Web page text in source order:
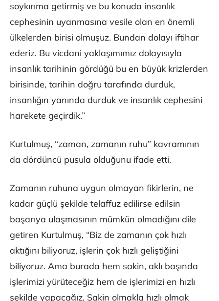
soykırıma getirmiş ve bu konuda insanlık
cephesinin uyanmasına vesile olan en önemli
ülkelerden birisi olmuşuz. Bundan dolayı iftihar
ederiz. Bu vicdani yaklaşımımız dolayısıyla
insanlık tarihinin gördüğü bu en büyük krizlerden
birisinde, tarihin doğru tarafında durduk,
insanlığın yanında durduk ve insanlık cephesini
harekete geçirdik.”
Kurtulmuş, “zaman, zamanın ruhu” kavramının
da dördüncü pusula olduğunu ifade etti.
Zamanın ruhuna uygun olmayan fikirlerin, ne
kadar güçlü şekilde telaffuz edilirse edilsin
başarıya ulaşmasının mümkün olmadığını dile
getiren Kurtulmuş, “Biz de zamanın çok hızlı
aktığını biliyoruz, işlerin çok hızlı geliştiğini
biliyoruz. Ama burada hem sakin, aklı başında
işlerimizi yürüteceğiz hem de işlerimizi en hızlı
şekilde yapacağız. Sakin olmakla hızlı olmak